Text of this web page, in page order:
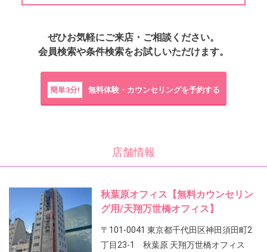
ぜひお気軽にご来店・ご相談ください。
会員検索や条件検索をお試しいただけます。
簡単3分! 無料体験・カウンセリングを予約する
店舗情報
秋葉原オフィス【無料カウンセリン
グ用/天翔万世橋オフィス】
〒101-0041 東京都千代田区神田須田町2
丁目23-1 秋葉原 天翔万世橋オフィス